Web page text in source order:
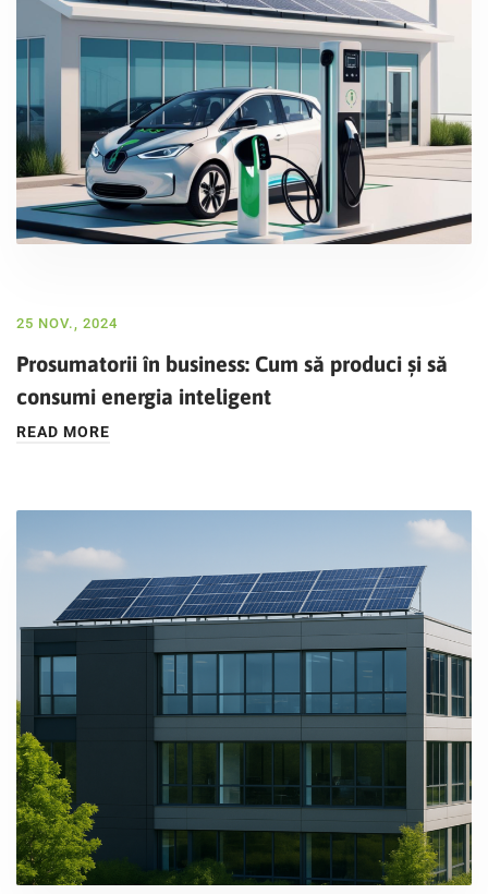
25 NOV., 2024
Prosumatorii în business: Cum să produci și să
consumi energia inteligent
READ MORE